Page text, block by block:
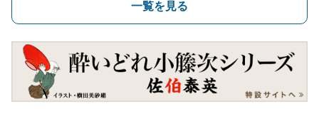
一覧を見る